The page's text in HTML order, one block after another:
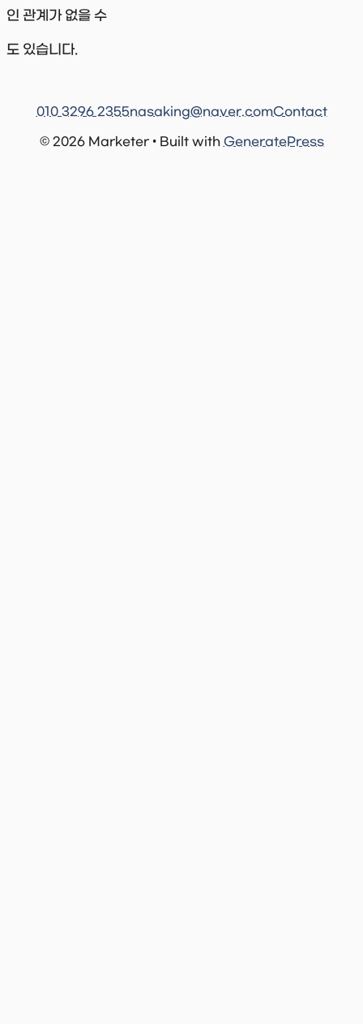
인 관계가 없을 수
도 있습니다.
© 2026 Marketer • Built with GeneratePress
010 3296 2355nasaking@naver.comContact